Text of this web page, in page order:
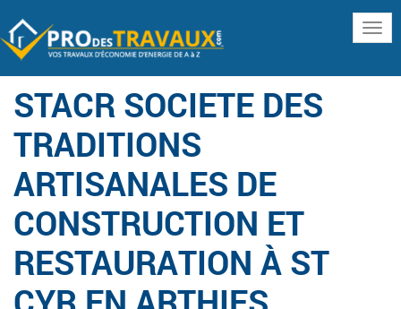
STACR SOCIETE DES
TRADITIONS
ARTISANALES DE
CONSTRUCTION ET
RESTAURATION À ST